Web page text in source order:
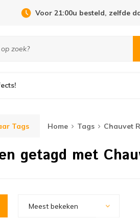
Voor 21:00u besteld, zelfde
Tags Home Tags Chauvet
getagd met
Meest bekeken